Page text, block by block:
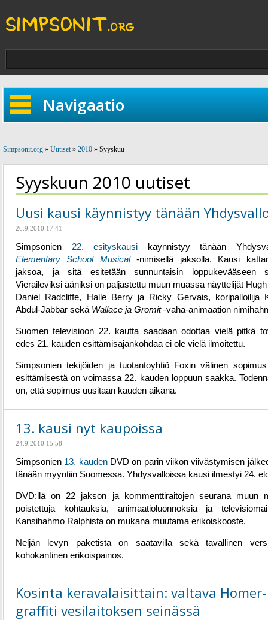
Navigaatio
Simpsonit.org » Uutiset» 2010 » Syyskuu
Syyskuun 2010 uutiset
Uusi kausi käynnistyy tänään
26.9.2010 17:41
Simpsonien 22. esityskausi käynnistyy tänään
Elementary School Musical-nimisellä jaksolla. Kausi
jaksoa, ja sitä esitetään sunnuntaisin loppukevääseen
Vieraileviksi ääniksi on paljastettu muun muassa näyttelijät
Daniel Radcliffe, Halle Berry ja Ricky Gervais, koripalloilija
Abdul-Jabbar sekä Wallace ja Gromit-vaha-animaation
Suomen televisioon 22. kautta saadaan odottaa vielä pitkä
edes 21. kauden esittämisajankohdaa ei ole vielä ilmoitettu.
Simpsonien tekijöiden ja tuotantoyhtiö Foxin välinen
esittämisestä on voimassa 22. kauden loppuun saakka.
on, että sopimus uusitaan kauden aikana.
13. kausi nyt kaupoissa
24.9.2010 15:58
Simpsonien 13. kaudenDVD on parin viikon viivästymisen
tänään myyntiin Suomessa. Yhdysvalloissa kausi ilmestyi 24.
DVD:llä on 22 jakson ja kommenttiraitojen seurana muun
poistettuja kohtauksia, animaatioluonnoksia ja
Kansihahmo Ralphista on mukana muutama erikoiskooste.
Neljän levyn paketista on saatavilla sekä tavallinen
kohokantinen erikoispainos.
Kosinta keravalaisittain: valtava Homer-
graffiti vesilaitoksen seinässä